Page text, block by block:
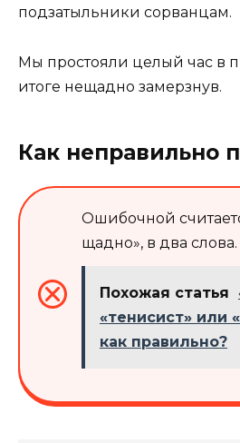
подзатыльники сорванцам.
Мы простояли целый час в
итоге нещадно замерзнув.
Как неправильно
Ошибочной
щадно», в два слова.
Похожая статья
«тенисист» или
как правильно?